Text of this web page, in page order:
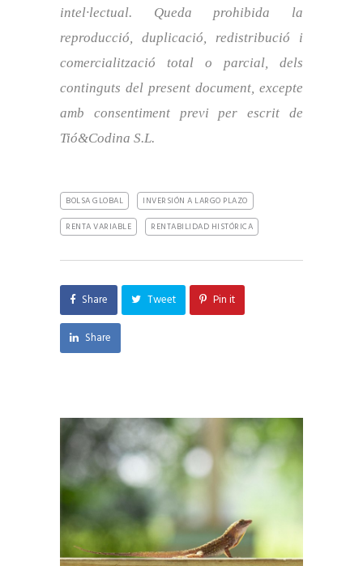
intel·lectual. Queda prohibida la
reproducció, duplicació, redistribució i
comercialització total o parcial, dels
continguts del present document, excepte
amb consentiment previ per escrit de
Tió&Codina S.L.
BOLSA GLOBAL
INVERSIÓN A LARGO PLAZO
RENTA VARIABLE
RENTABILIDAD HISTÓRICA
Share Tweet Pin it
Share